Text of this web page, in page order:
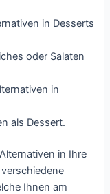
in Desserts
oder Salaten
in
als Dessert.
in Ihre
Ihnen am